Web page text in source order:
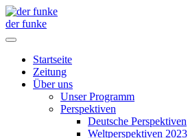
der funke
Startseite
Zeitung
Über uns
Unser Programm
Perspektiven
Deutsche Perspektiven
Weltperspektiven 2023